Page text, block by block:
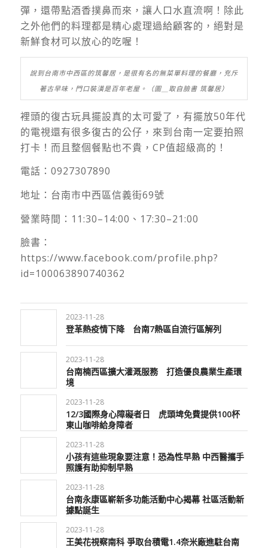
彈，還帶點酒香撲鼻而來，讓人口水直流啊！除此
之外他們的料理都是精心處理過給顧客的，絕對是
新鮮食材可以放心的吃喔！
說到台南市中西區的筑馨居，是很有名的無菜單料理的餐廳，充斥
著古早味，門口裝潢是百年老屋。（圖＿取自臉書 筑馨居）
裡頭的復古玩具擺設真的太可愛了，有擺放50年代
的電視還有很多復古的公仔，來到台南一定要拍照
打卡！而且整個餐點也不貴，CP值超級高的！
電話：0927307890
地址：台南市中西區信義街69號
營業時間：11:30–14:00、17:30–21:00
臉書：
https://www.facebook.com/profile.php?
id=100063890740362
2023-11-28
登革熱疫情下降 台南7熱區自流行區解列
2023-11-28
台南楠西區擴大灌溉服務 打造優良農業生產環
境
2023-11-28
12/3國際身心障礙者日 虎頭埤免費提供100杯
東山咖啡給身障者
2023-11-28
小孩有這些現象要注意！恐為性早熟 中西醫攜手
照護有助抑制早熟
2023-11-28
台南永康區嶄新多功能活動中心揭幕 社區活動新
據點誕生
2023-11-28
王美花視察南科 爭取台積電1.4奈米廠進駐台南